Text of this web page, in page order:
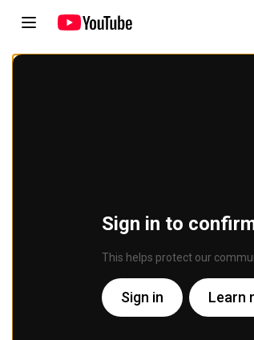
Sign in to
This helps protect our
Sign in Learn